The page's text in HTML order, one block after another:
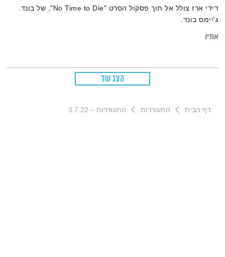
דידי ארז צולל אל תוך פסקול הסרט "No Time to Die", של בונד.
ג'יימס בונד.
אודיו
הצג עוד
דף הבית התעוררות התעוררות – 3.7.22